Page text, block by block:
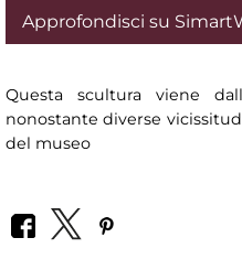
Approfondisci su
Questa scultura viene
nonostante diverse
del museo